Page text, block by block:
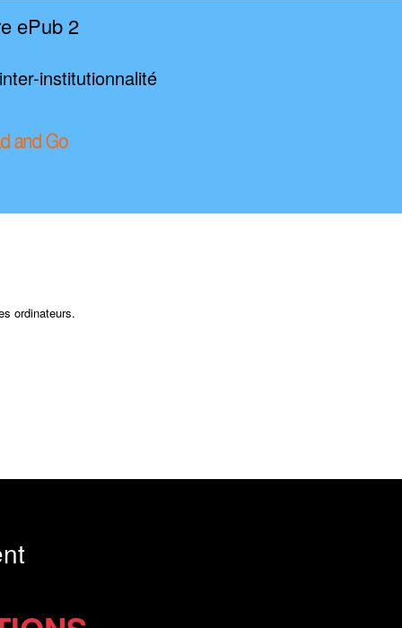
ePub 2
institutionnalité
ordinateurs.